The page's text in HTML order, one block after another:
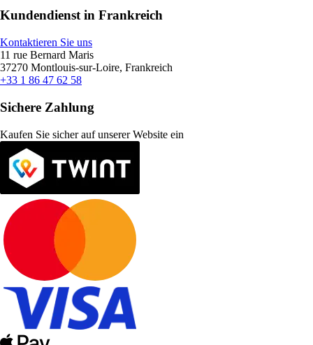
Kundendienst in Frankreich
Kontaktieren Sie uns
11 rue Bernard Maris
37270 Montlouis-sur-Loire, Frankreich
+33 1 86 47 62 58
Sichere Zahlung
Kaufen Sie sicher auf unserer Website ein